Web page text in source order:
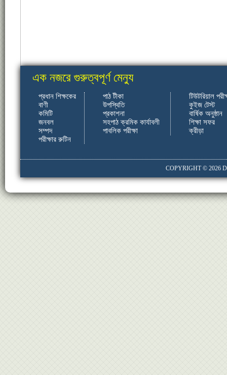
এক নজরে গুরুত্বপূর্ণ মেন্যু
প্রধান শিক্ষকের
বাণী
কমিটি
জনবল
সম্পদ
পরীক্ষার রুটিন
পাঠ টীকা
উপস্থিতি
প্রকাশনা
সহপাঠ ক্রমিক কার্যাবলী
পাবলিক পরীক্ষা
টিউটরিয়াল
কুইজ টেস্ট
বার্ষিক অনুষ্ঠান
শিক্ষা সফর
ক্রীড়া
COPYRIGHT © 2026